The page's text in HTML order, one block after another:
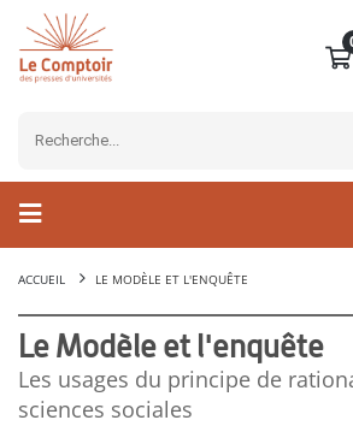
ACCUEIL LE MODÈLE ET L'ENQUÊTE
Le Modèle et l'enquête
Les usages du principe de
sciences sociales